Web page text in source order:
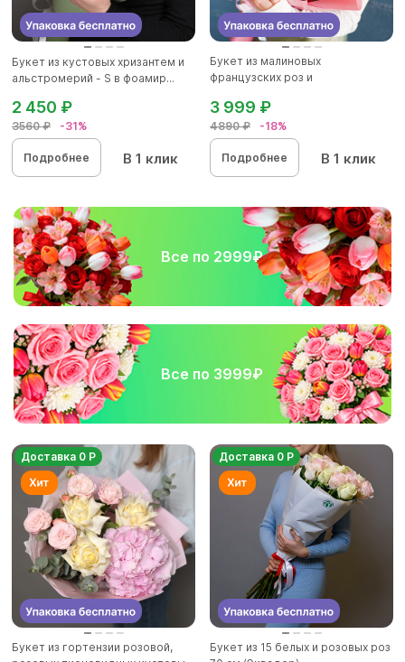
Букет из кустовых хризантем и
альстромерий - S в фоамир...
3560 ₽ -31%
2 450 ₽
Подробнее В 1 клик
Букет из малиновых
французских роз и
4890 ₽ -18%
3 999 ₽
Подробнее В 1 клик
Все по 2999₽
Все по 3999₽
Доставка 0 Р
Букет из гортензии розовой,
Доставка 0 Р
Букет из 15 белых и розовых роз